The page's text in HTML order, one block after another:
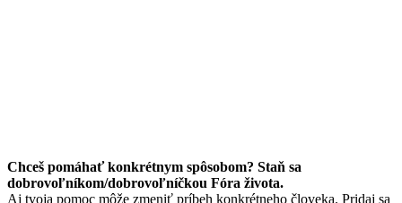
Chceš pomáhať konkrétnym spôsobom? Staň sa
dobrovoľníkom/dobrovoľníčkou Fóra života.
Aj tvoja pomoc môže zmeniť príbeh konkrétneho človeka. Pridaj sa